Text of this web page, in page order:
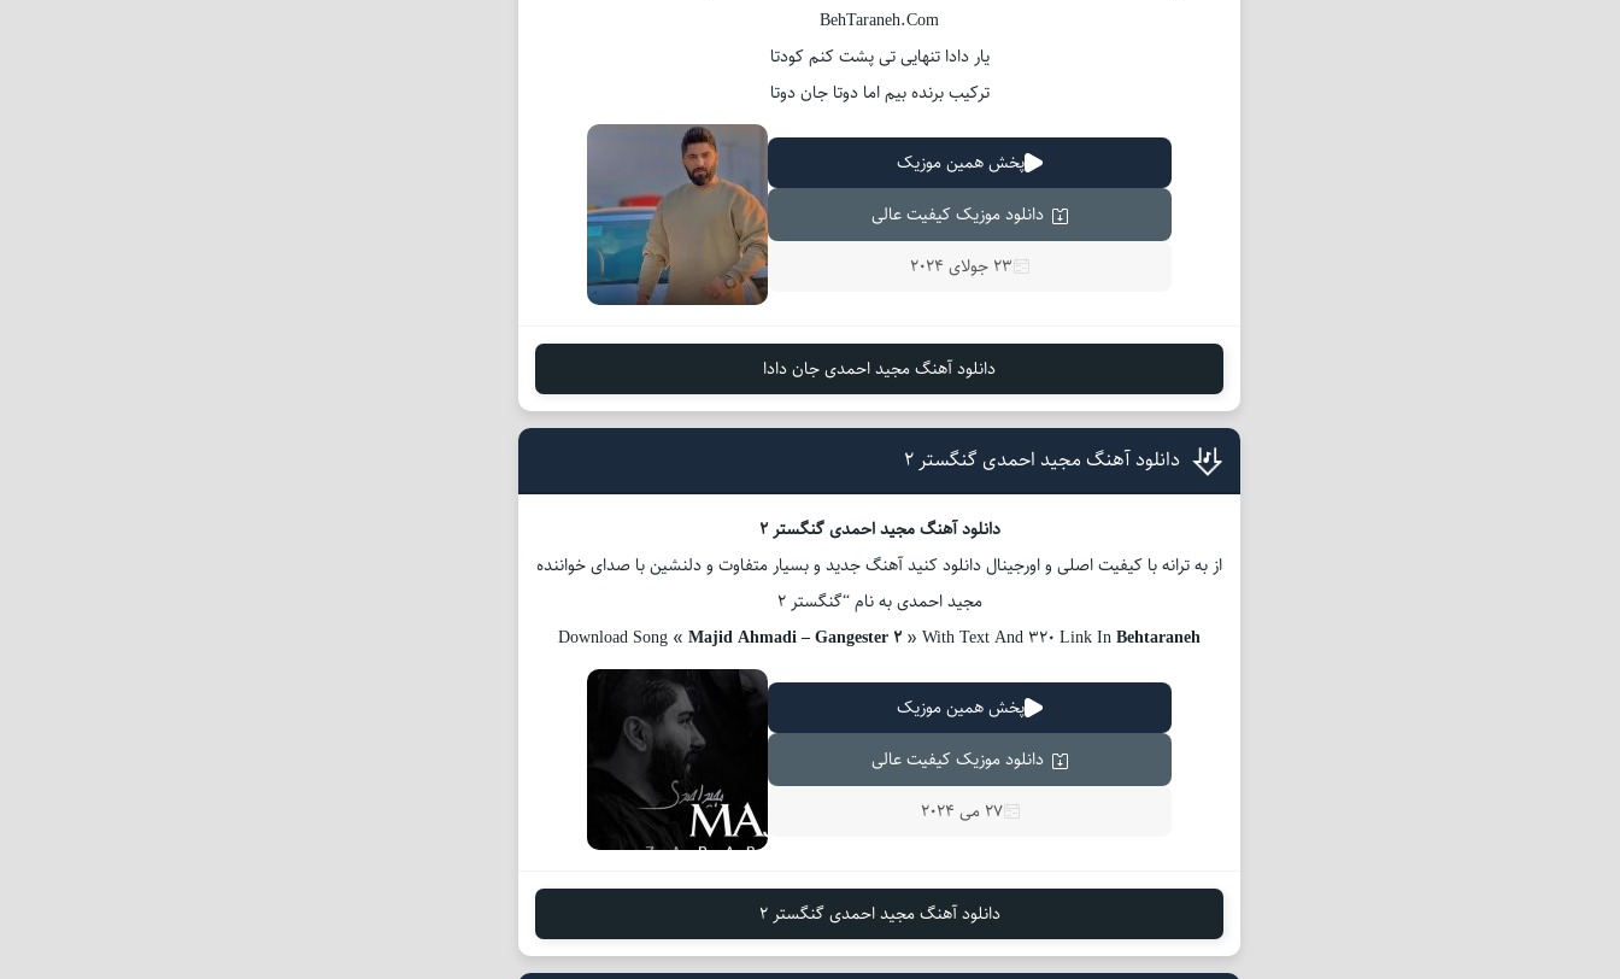
BehTaraneh.Com
یار دادا تنهایی تی پشت کنم کودتا
ترکیب برنده بیم اما دوتا جان دوتا
پخش همین موزیک
دانلود موزیک کیفیت عالی
23 جولای 2024
دانلود آهنگ مجید احمدی جان دادا
دانلود آهنگ مجید احمدی گنگستر 2
دانلود آهنگ مجید احمدی گنگستر 2
از به ترانه با کیفیت اصلی و اورجینال دانلود کنید آهنگ جدید و بسیار متفاوت و دلنشین با صدای خواننده
مجید احمدی به نام “گنگستر 2
Download Song «Majid Ahmadi – Gangester 2» With Text And 320 Link InBehtaraneh
پخش همین موزیک
دانلود موزیک کیفیت عالی
27 می 2024
دانلود آهنگ مجید احمدی گنگستر 2